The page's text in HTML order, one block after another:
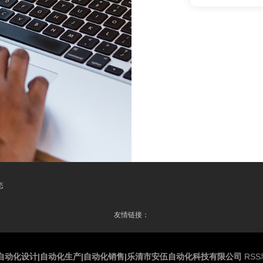
友情链接：
动化设计|自动化生产|自动化销售|乐清市安伍自动化科技有限公司 RSS